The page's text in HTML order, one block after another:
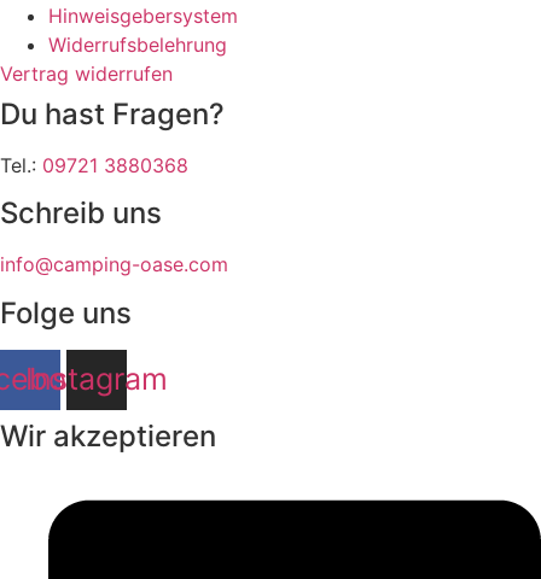
Hinweisgebersystem
Widerrufsbelehrung
Vertrag widerrufen
Du hast Fragen?
Tel.: 09721 3880368
Schreib uns
info@camping-oase.com
Folge uns
Instagram
Wir akzeptieren